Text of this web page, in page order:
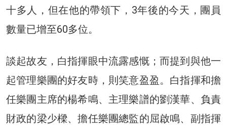
十多人，但在他的帶領下，3年後的今天，團員
數量已增至60多位。
談起故友，白指揮眼中流露感慨；而提到與他一
起管理樂團的好友時，則笑意盈盈。白指揮和擔
任樂團主席的楊希鳴、主理樂譜的劉漢華、負責
財政的梁少樑、擔任樂團總監的屈啟鳴、副指揮